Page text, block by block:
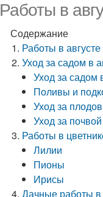
Работы в
Содержание
Работы в
Уход за садом в
Уход за садом
Поливы и
Уход за
Уход за
Работы в
Лилии
Пионы
Ирисы
Дачные работы в